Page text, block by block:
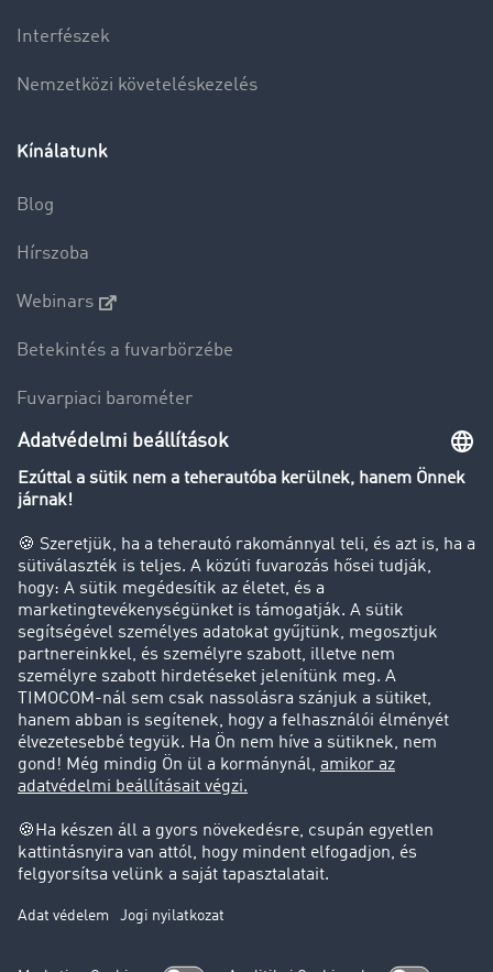
Interfészek
Nemzetközi követeléskezelés
Kínálatunk
Blog
Hírszoba
Webinars
Betekintés a fuvarbörzébe
Fuvarpiaci barométer
Transzportlexikon
Tehergépkocsi-forgalomkorlátozás
Cég
Sikertörténetek
Ügyfél hoz ügyfelet
Jogi információk
Impresszum
Adatvédelem
süti-beállítások
Támogatás